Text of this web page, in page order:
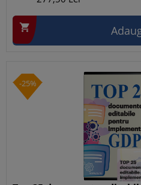

-25%